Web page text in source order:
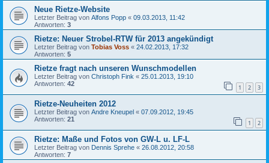
Neue Rietze-Website
Letzter Beitrag von Alfons Popp « 09.03.2013, 11:42
Antworten: 3
Rietze: Neuer Strobel-RTW für 2013 angekündigt
Letzter Beitrag von Tobias Voss « 24.02.2013, 17:32
Antworten: 5
Rietze fragt nach unseren Wunschmodellen
Letzter Beitrag von Christoph Fink « 25.01.2013, 19:10
Antworten: 42 1 2 3
Rietze-Neuheiten 2012
Letzter Beitrag von Andre Kneupel « 07.09.2012, 19:45
Antworten: 21 1 2
Rietze: Maße und Fotos von GW-L u. LF-L
Letzter Beitrag von Dennis Sprehe « 26.08.2012, 20:58
Antworten: 7